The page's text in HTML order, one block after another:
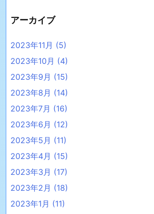
アーカイブ
2023年11月 (5)
2023年10月 (4)
2023年9月 (15)
2023年8月 (14)
2023年7月 (16)
2023年6月 (12)
2023年5月 (11)
2023年4月 (15)
2023年3月 (17)
2023年2月 (18)
2023年1月 (11)